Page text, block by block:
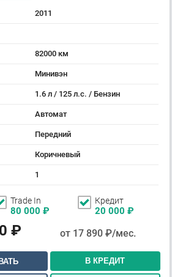
2011
82000 км
Минивэн
1.6 л / 125 л.с. / Бензин
Автомат
Передний
Коричневый
1
Trade In
80 000 ₽
Кредит
20 000 ₽
₽ от 17 890₽/мес.
В КРЕДИТ